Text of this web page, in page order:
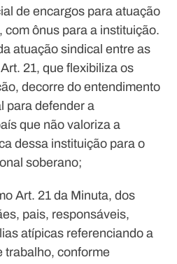
de encargos para atuação
com ônus para a instituição.
atuação sindical entre as
21, que flexibiliza os
decorre do entendimento
para defender a
que não valoriza a
dessa instituição para o
soberano;
Art. 21 da Minuta, dos
pais, responsáveis,
atípicas referenciando a
trabalho, conforme